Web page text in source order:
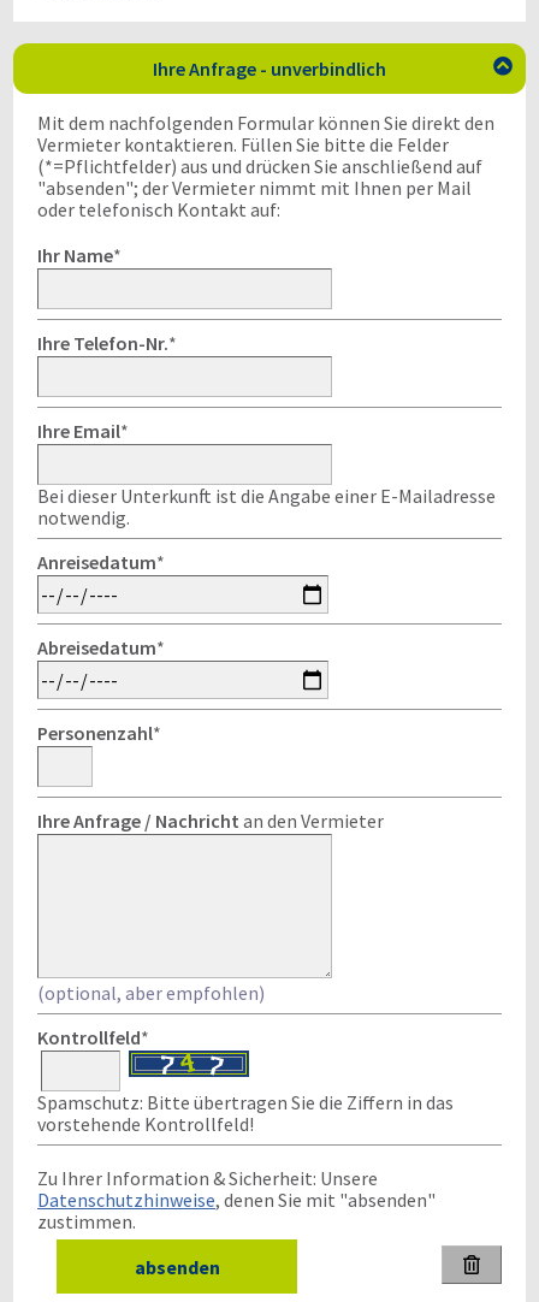
Ihre Anfrage - unverbindlich 
Mit dem nachfolgenden Formular können Sie direkt den
Vermieter kontaktieren. Füllen Sie bitte die Felder
(*=Pflichtfelder) aus und drücken Sie anschließend auf
"absenden"; der Vermieter nimmt mit Ihnen per Mail
oder telefonisch Kontakt auf:
Ihr Name*
Ihre Telefon-Nr.*
Ihre Email*
Bei dieser Unterkunft ist die Angabe einer E-Mailadresse
notwendig.
Anreisedatum*
Abreisedatum*
Personenzahl*
Ihre Anfrage / Nachricht an den Vermieter
(optional, aber empfohlen)
Kontrollfeld*
Spamschutz: Bitte übertragen Sie die Ziffern in das
vorstehende Kontrollfeld!
Zu Ihrer Information & Sicherheit: Unsere
Datenschutzhinweise, denen Sie mit "absenden"
zustimmen.
